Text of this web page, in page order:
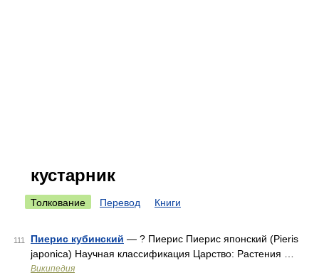
кустарник
Толкование Перевод Книги
111 Пиерис кубинский — ? Пиерис Пиерис японский (Pieris
japonica) Научная классификация Царство: Растения …
Википедия